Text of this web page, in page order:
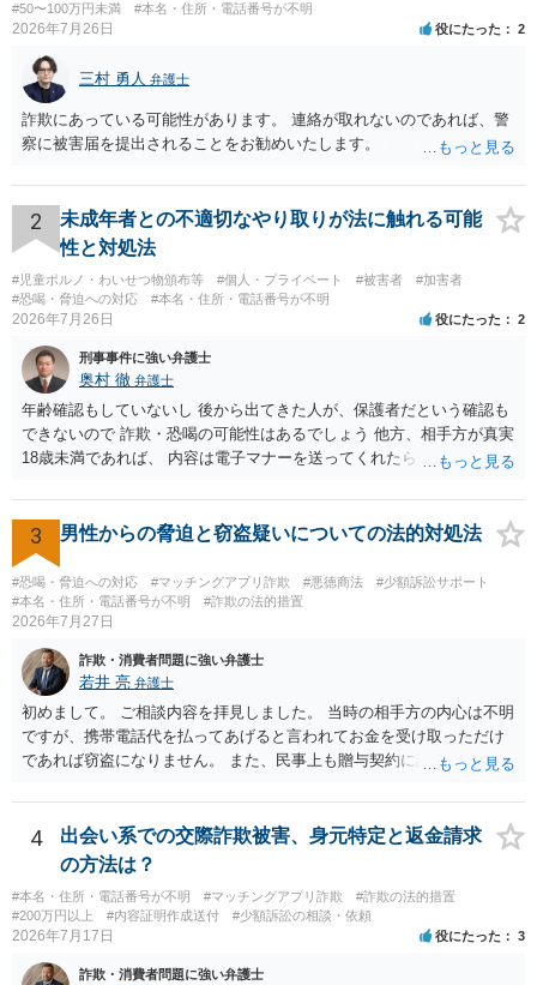
#50〜100万円未満
#本名・住所・電話番号が不明
2026年7月26日 役にたった 2
三村 勇人 弁護士
詐欺にあっている可能性があります。 連絡が取れないのであれば、警
察に被害届を提出されることをお勧めいたします。
2
未成年者との不適切なやり取りが法に触れる可能
性と対処法
#児童ポルノ・わいせつ物頒布等 #個人・プライベート #被害者
#加害者
#恐喝・脅迫への対応
#本名・住所・電話番号が不明
2026年7月26日 役にたった 2
刑事事件に強い弁護士
奥村 徹 弁護士
年齢確認もしていないし 後から出てきた人が、保護者だという確認も
できないので 詐欺・恐喝の可能性はあるでしょう 他方、相手方が真実
18歳未満であれば、 内容は電子マナーを送ってくれたら自慰行為など
画の尺は10分ほど、服を着たままで胸を触って欲しい、などの要望を
して、要求された金額(1000円程度)の電子マネーを送信してしまいま
した。 そこから、撮影するまで暇なので顔の雰囲気の写真を交換して
欲しい、住んでいる都道府県と区を教えてと言われたので教えたりと
言ったやり取りをしていました。 というやりとりは、青少年条例違反
（わいせつ行為）の疑いがあります。18歳未満と知らなくても処罰可
能です。
3 男性からの脅迫と窃盗疑いについての法的対処法
#恐喝・脅迫への対応 #マッチングアプリ詐欺 #悪徳商法
#少額訴訟サポート
#本名・住所・電話番号が不明
#詐欺の法的措置
2026年7月27日
詐欺・消費者問題に強い弁護士
若井 亮 弁護士
初めまして。 ご相談内容を拝見しました。 当時の相手方の内心は不明
ですが、携帯電話代を払ってあげると言われてお金を受け取っただけ
であれば窃盗になりません。 また、民事上も贈与契約に該当すると思
ず、可能であればブロックをするようにしてください。 ご不安であれ
ば、最寄りの警察署に相談をしても良いかもしれません。 以上、ご参
考になれば幸いです。
4
出会い系での交際詐欺被害、身元特定と返金請求
の方法は？
#本名・住所・電話番号が不明 #マッチングアプリ詐欺
#詐欺の法的措置
#200万円以上
#内容証明作成送付 #少額訴訟の相談・依頼
2026年7月17日 役にたった 3
詐欺・消費者問題に強い弁護士